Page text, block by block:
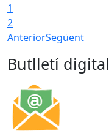
1
2
AnteriorSegüent
Butlletí digital